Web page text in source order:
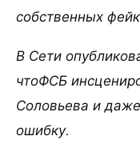
собственных
В Сети
чтоФСБ
Соловьева и
ошибку.